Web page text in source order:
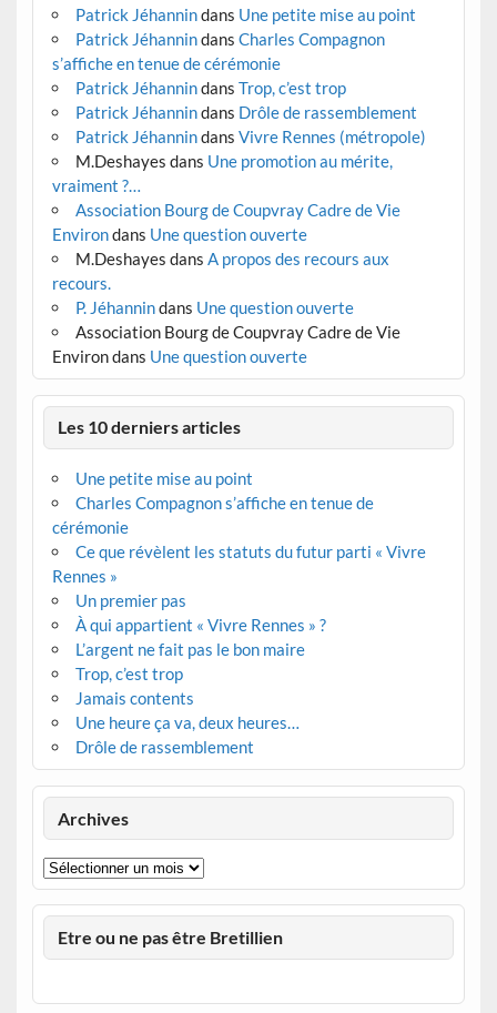
Patrick Jéhannindans Une petite mise au point
Patrick Jéhannindans Charles Compagnon
s’affiche en tenue de cérémonie
Patrick Jéhannindans Trop, c’est trop
Patrick Jéhannindans Drôle de rassemblement
Patrick Jéhannindans Vivre Rennes (métropole)
M.Deshayes dans Une promotion au mérite,
vraiment ?…
Association Bourg de Coupvray Cadre de Vie
Environdans Une question ouverte
M.Deshayes dans A propos des recours aux
recours.
P. Jéhannindans Une question ouverte
Association Bourg de Coupvray Cadre de Vie
Environdans Une question ouverte
Les 10 derniers articles
Une petite mise au point
Charles Compagnon s’affiche en tenue de
cérémonie
Ce que révèlent les statuts du futur parti « Vivre
Rennes »
Un premier pas
À qui appartient « Vivre Rennes » ?
L’argent ne fait pas le bon maire
Trop, c’est trop
Jamais contents
Une heure ça va, deux heures…
Drôle de rassemblement
Archives
Archives
Etre ou ne pas être Bretillien